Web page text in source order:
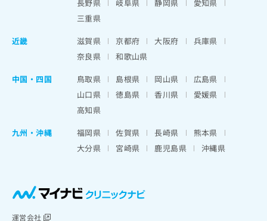
長野県
岐阜県 静岡県
愛知県
三重県
近畿
滋賀県 京都府 大阪府
兵庫県
奈良県
和歌山県
中国・四国
鳥取県 島根県 岡山県
広島県
山口県
徳島県 香川県
愛媛県
高知県
九州・沖縄
福岡県 佐賀県 長崎県
熊本県
大分県
宮崎県 鹿児島県 沖縄県
運営会社